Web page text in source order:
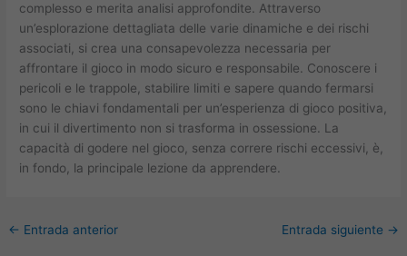
complesso e merita analisi approfondite. Attraverso
un’esplorazione dettagliata delle varie dinamiche e dei rischi
associati, si crea una consapevolezza necessaria per
affrontare il gioco in modo sicuro e responsabile. Conoscere i
pericoli e le trappole, stabilire limiti e sapere quando fermarsi
sono le chiavi fondamentali per un’esperienza di gioco positiva,
in cui il divertimento non si trasforma in ossessione. La
capacità di godere nel gioco, senza correre rischi eccessivi, è,
in fondo, la principale lezione da apprendere.
← Entrada anterior Entrada siguiente →